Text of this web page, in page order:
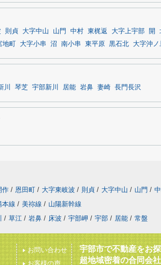
則貞 大字中山 山門 中村 東梶返 大字上宇部 開
地町 大字小串 沼 南小串 東平原 黒石北 大字沖ノ
川 琴芝 宇部新川 居能 岩鼻 妻崎 長門長沢
作 / 恩田町 / 大字東岐波 / 則貞 / 大字中山 / 山門 /
本線 / 美祢線 / 山陽新幹線
/ 草江 / 岩鼻 / 床波 / 宇部岬 / 宇部 / 居能 / 常盤
お問い合わせ
お客様の声
宇部市で不動産をお
超地域密着の合同会